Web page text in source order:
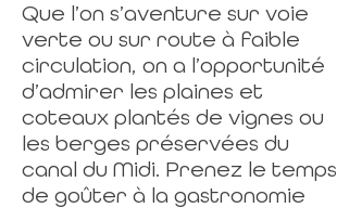
Que l’on s’aventure sur voie
verte ou sur route à faible
circulation, on a l’opportunité
d’admirer les plaines et
coteaux plantés de vignes ou
les berges préservées du
canal du Midi. Prenez le temps
de goûter à la gastronomie